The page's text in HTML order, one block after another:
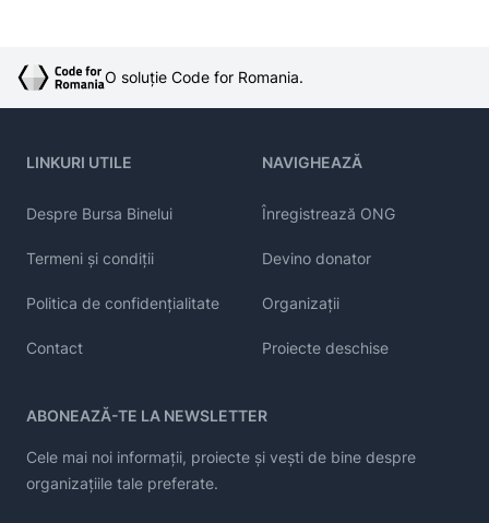
O soluție Code for Romania.
LINKURI UTILE
Despre Bursa Binelui
Termeni și condiții
Politica de confidențialitate
Contact
NAVIGHEAZĂ
Înregistrează ONG
Devino donator
Organizații
Proiecte deschise
ABONEAZĂ-TE LA NEWSLETTER
Cele mai noi informații, proiecte și vești de bine despre
organizațiile tale preferate.